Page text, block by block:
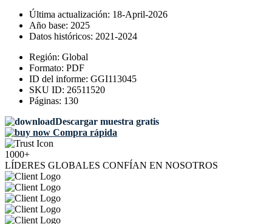
Última actualización: 18-April-2026
Año base: 2025
Datos históricos: 2021-2024
Región: Global
Formato: PDF
ID del informe: GGI113045
SKU ID: 26511520
Páginas: 130
Descargar muestra gratis
Compra rápida
1000+
LÍDERES GLOBALES CONFÍAN EN NOSOTROS